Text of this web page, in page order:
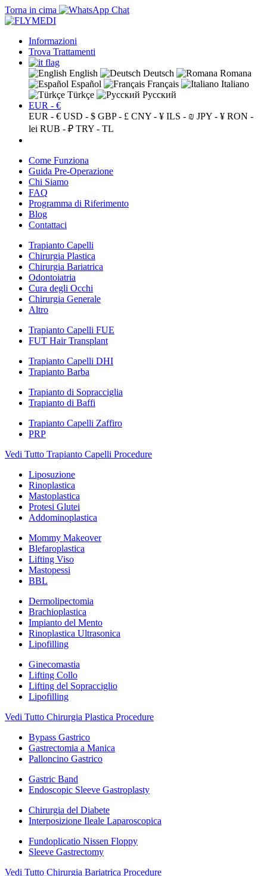
Torna in cima
Informazioni
Trova Trattamenti
English Deutsch
Romana
Español
Français
Italiano
Türkçe
Русский
EUR - €
EUR - € USD - $ GBP - £ CNY - ¥ ILS - ₪ JPY - ¥ RON -
lei RUB - ₽ TRY - TL
Come Funziona
Guida Pre-Operazione
Chi Siamo
FAQ
Programma di Riferimento
Blog
Contattaci
Trapianto Capelli
Chirurgia Plastica
Chirurgia Bariatrica
Odontoiatria
Cura degli Occhi
Chirurgia Generale
Altro
Trapianto Capelli FUE
FUT Hair Transplant
Trapianto Capelli DHI
Trapianto Barba
Trapianto di Sopracciglia
Trapianto di Baffi
Trapianto Capelli Zaffiro
PRP
Vedi Tutto Trapianto Capelli Procedure
Liposuzione
Rinoplastica
Mastoplastica
Protesi Glutei
Addominoplastica
Mommy Makeover
Blefaroplastica
Lifting Viso
Mastopessi
BBL
Dermolipectomia
Brachioplastica
Impianto del Mento
Rinoplastica Ultrasonica
Lipofilling
Ginecomastia
Lifting Collo
Lifting del Sopracciglio
Lipofilling
Vedi Tutto Chirurgia Plastica Procedure
Bypass Gastrico
Gastrectomia a Manica
Palloncino Gastrico
Gastric Band
Endoscopic Sleeve Gastroplasty
Chirurgia del Diabete
Interposizione Ileale Laparoscopica
Fundoplicatio Nissen Floppy
Sleeve Gastrectomy
Vedi Tutto Chirurgia Bariatrica Procedure